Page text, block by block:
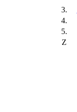
3.
4.
5.
Z